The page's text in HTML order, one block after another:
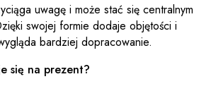
uwagę i może stać się centralnym
swojej formie dodaje objętości i
bardziej dopracowanie.
się na prezent?